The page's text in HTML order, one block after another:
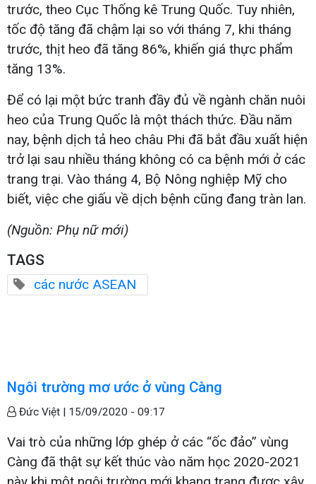
trước, theo Cục Thống kê Trung Quốc. Tuy nhiên,
tốc độ tăng đã chậm lại so với tháng 7, khi tháng
trước, thịt heo đã tăng 86%, khiến giá thực phẩm
tăng 13%.
Để có lại một bức tranh đầy đủ về ngành chăn nuôi
heo của Trung Quốc là một thách thức. Đầu năm
nay, bệnh dịch tả heo châu Phi đã bắt đầu xuất hiện
trở lại sau nhiều tháng không có ca bệnh mới ở các
trang trại. Vào tháng 4, Bộ Nông nghiệp Mỹ cho
biết, việc che giấu về dịch bệnh cũng đang tràn lan.
(Nguồn: Phụ nữ mới)
TAGS
các nước ASEAN
Ngôi trường mơ ước ở vùng Càng
Đức Việt | 15/09/2020 - 09:17
Vai trò của những lớp ghép ở các “ốc đảo” vùng
Càng đã thật sự kết thúc vào năm học 2020-2021